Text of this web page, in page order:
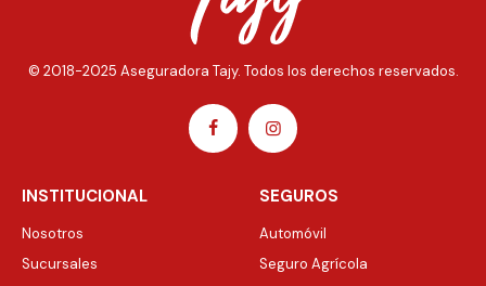
© 2018-2025 Aseguradora Tajy. Todos los derechos reservados.
INSTITUCIONAL
Nosotros
Sucursales
SEGUROS
Automóvil
Seguro Agrícola